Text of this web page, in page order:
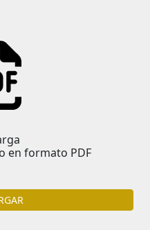
en formato PDF